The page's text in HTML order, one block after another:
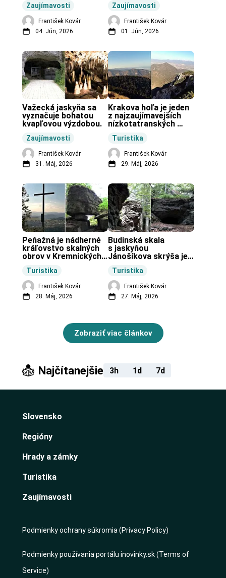
Zaujímavosti
vo svete.
František Kovár
04. Jún, 2026
Zaujímavosti
František Kovár
01. Jún, 2026
Zaujímavosti
Važecká jaskyňa sa
vyznačuje bohatou
kvapľovou výzdobou.
František Kovár
31. Máj, 2026
Turistika
Krakova hoľa je jeden
z najzaujímavejších
nízkotatranských
František Kovár
29. Máj, 2026
Turistika
Peňažná je nádherné
kráľovstvo skalných
obrov v Kremnických
František Kovár
28. Máj, 2026
Turistika
Budinská skala
s jaskyňou
Jánošíkova skrýša je
obci Budiná.
František Kovár
27. Máj, 2026
Zobraziť viac článkov
Najčítanejšie 3h 1d 7d
Slovensko
Regióny
Hrady a zámky
Turistika
Zaujímavosti
Podmienky ochrany súkromia (Privacy Policy)
Podmienky používania portálu inovinky.sk (Terms of
Service)